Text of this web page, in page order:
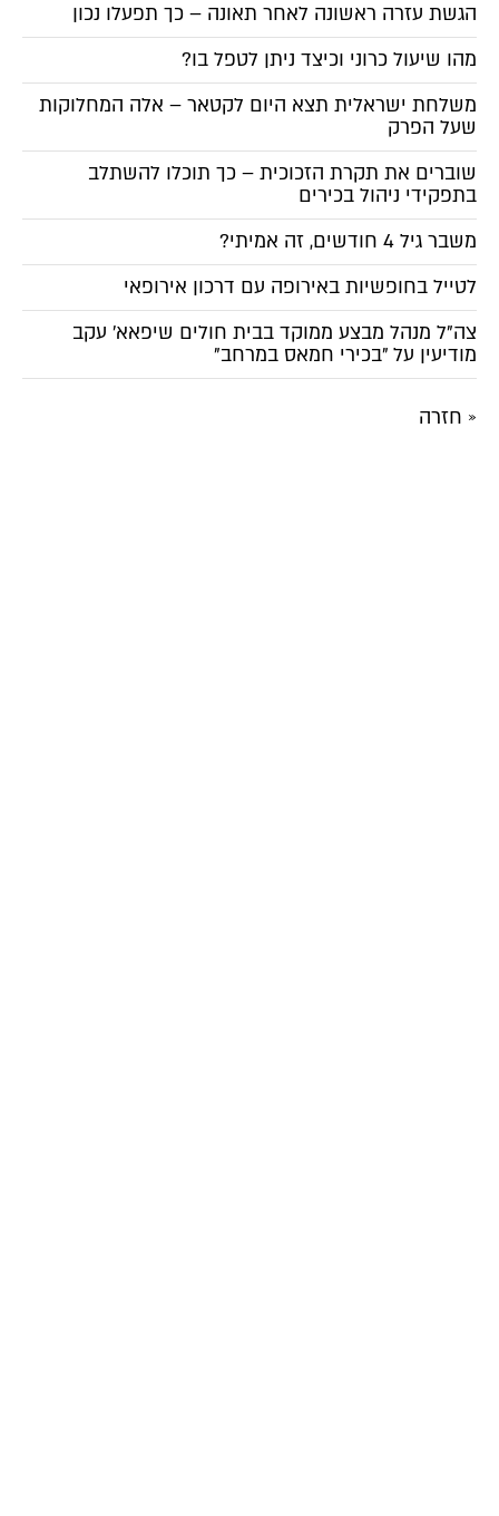
הגשת עזרה ראשונה לאחר תאונה – כך תפעלו נכון
מהו שיעול כרוני וכיצד ניתן לטפל בו?
משלחת ישראלית תצא היום לקטאר – אלה המחלוקות
שעל הפרק
שוברים את תקרת הזכוכית – כך תוכלו להשתלב
בתפקידי ניהול בכירים
משבר גיל 4 חודשים, זה אמיתי?
לטייל בחופשיות באירופה עם דרכון אירופאי
צה"ל מנהל מבצע ממוקד בבית חולים שיפאא' עקב
מודיעין על "בכירי חמאס במרחב"
« חזרה